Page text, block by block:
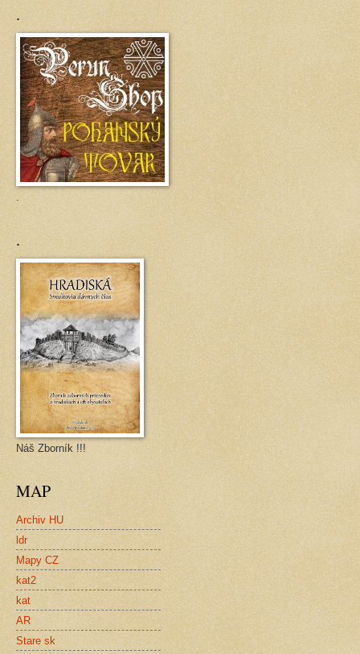
.
.
.
Náš Zborník !!!
MAP
Archiv HU
ldr
Mapy CZ
kat2
kat
AR
Stare sk